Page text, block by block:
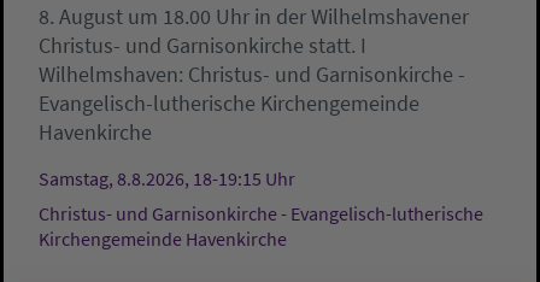
8. August um 18.00 Uhr in der Wilhelmshavener
Christus- und Garnisonkirche statt. I
Wilhelmshaven: Christus- und Garnisonkirche -
Evangelisch-lutherische Kirchengemeinde
Havenkirche
Samstag, 8.8.2026, 18-19:15 Uhr
Christus- und Garnisonkirche - Evangelisch-lutherische
Kirchengemeinde Havenkirche